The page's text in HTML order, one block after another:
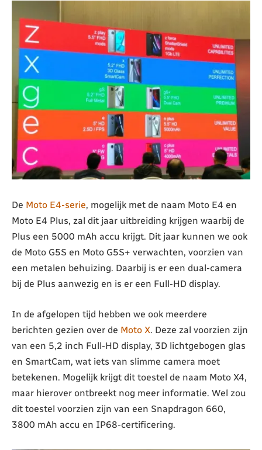
De Moto E4-serie, mogelijk met de naam Moto E4 en
Moto E4 Plus, zal dit jaar uitbreiding krijgen waarbij de
Plus een 5000 mAh accu krijgt. Dit jaar kunnen we ook
de Moto G5S en Moto G5S+ verwachten, voorzien van
een metalen behuizing. Daarbij is er een dual-camera
bij de Plus aanwezig en is er een Full-HD display.
In de afgelopen tijd hebben we ook meerdere
berichten gezien over de Moto X. Deze zal voorzien zijn
van een 5,2 inch Full-HD display, 3D lichtgebogen glas
en SmartCam, wat iets van slimme camera moet
betekenen. Mogelijk krijgt dit toestel de naam Moto X4,
maar hierover ontbreekt nog meer informatie. Wel zou
dit toestel voorzien zijn van een Snapdragon 660,
3800 mAh accu en IP68-certificering.